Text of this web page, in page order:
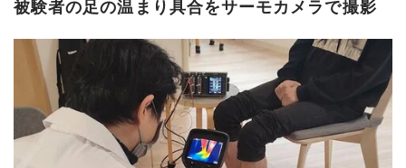
被験者の足の温まり具合をサーモカメラで撮影